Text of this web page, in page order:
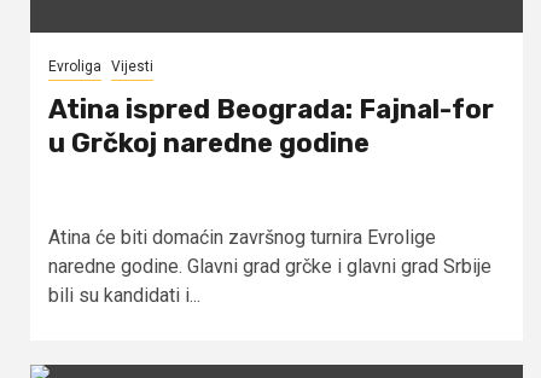
Evroliga Vijesti
Atina ispred Beograda: Fajnal-for
u Grčkoj naredne godine
Atina će biti domaćin završnog turnira Evrolige
naredne godine. Glavni grad grčke i glavni grad Srbije
bili su kandidati i...